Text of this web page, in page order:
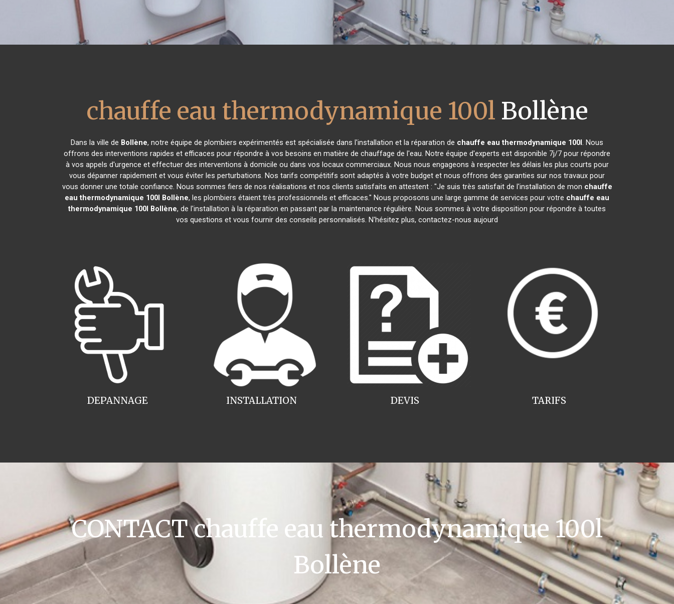
chauffe eau thermodynamique 100l Bollène
Dans la ville de Bollène, notre équipe de plombiers expérimentés est spécialisée dans l'installation et la réparation de chauffe eau thermodynamique 100l. Nous
offrons des interventions rapides et efficaces pour répondre à vos besoins en matière de chauffage de l'eau. Notre équipe d'experts est disponible 7j/7 pour répondre
à vos appels d'urgence et effectuer des interventions à domicile ou dans vos locaux commerciaux. Nous nous engageons à respecter les délais les plus courts pour
vous dépanner rapidement et vous éviter les perturbations. Nos tarifs compétitifs sont adaptés à votre budget et nous offrons des garanties sur nos travaux pour
vous donner une totale confiance. Nous sommes fiers de nos réalisations et nos clients satisfaits en attestent : "Je suis très satisfait de l'installation de mon chauffe
eau thermodynamique 100l Bollène, les plombiers étaient très professionnels et efficaces." Nous proposons une large gamme de services pour votre chauffe eau
thermodynamique 100l Bollène, de l'installation à la réparation en passant par la maintenance régulière. Nous sommes à votre disposition pour répondre à toutes
vos questions et vous fournir des conseils personnalisés. N'hésitez plus, contactez-nous aujourd
INSTALLATION
DEPANNAGE TARIFS
DEVIS
CONTACT chauffe eau thermodynamique 100l
Bollène